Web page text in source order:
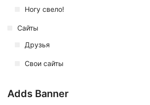
Ногу свело!
Сайты
Друзья
Свои сайты
Adds Banner